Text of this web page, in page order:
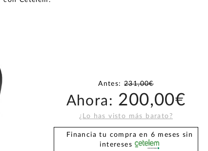
Antes: 231,00€
Ahora: 200,00€
¿Lo has visto más barato?
Financia tu compra en 6 meses sin
intereses